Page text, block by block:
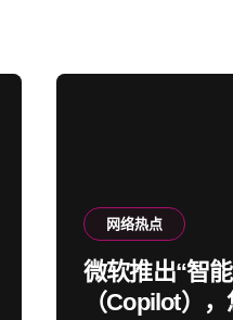
网络热点
微软推出“智
（Copilot），